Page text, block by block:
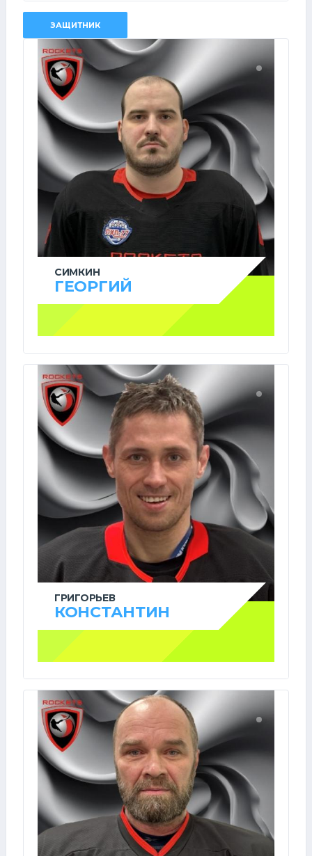
ЗАЩИТНИК
СИМКИН
ГЕОРГИЙ
ГРИГОРЬЕВ
КОНСТАНТИН